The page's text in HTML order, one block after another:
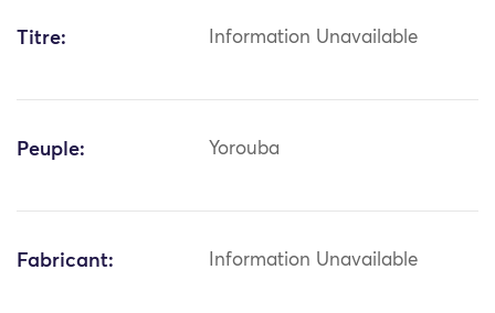
Titre: Information Unavailable
Peuple: Yorouba
Fabricant: Information Unavailable